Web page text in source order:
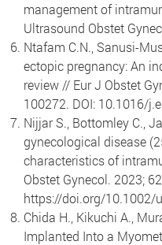
management of
Ultrasound Obstet
Ntafam C.N., Sanusi-
ectopic pregnancy: An
review // Eur J Obstet
100272. DOI: 10.1016/
Nijjar S., Bottomley C.,
gynecological disease
characteristics of
Obstet Gynecol. 2023;
https://doi.org/10.1002/
Chida H., Kikuchi A.,
Implanted Into a